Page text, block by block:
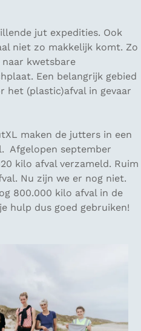
jut expedities. Ook
niet zo makkelijk komt. Zo
kwetsbare
Een belangrijk gebied
het (plastic)afval in gevaar
maken de jutters in een
Afgelopen september
kilo afval verzameld. Ruim
Nu zijn we er nog niet.
800.000 kilo afval in de
hulp dus goed gebruiken!